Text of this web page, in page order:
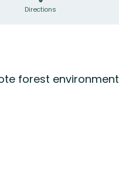
Directions
forest